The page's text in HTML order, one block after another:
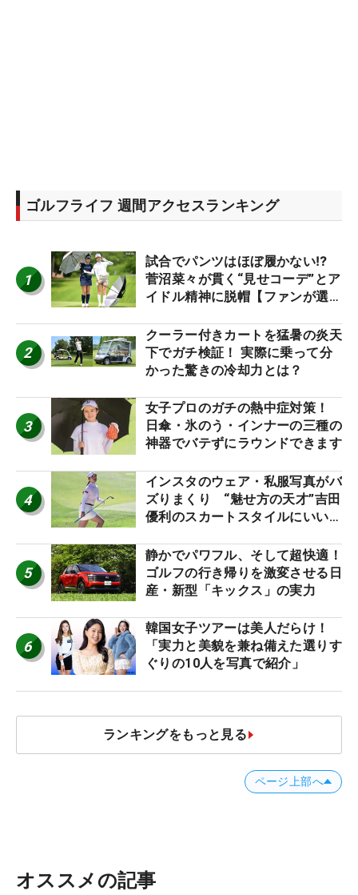
ゴルフライフ 週間アクセスランキング
1
試合でパンツはほぼ履かない⁉
菅沼菜々が貫く“見せコーデ”とア
イドル精神に脱帽【ファンが選ぶ
2
クーラー付きカートを猛暑の炎天
下でガチ検証！ 実際に乗って分
かった驚きの冷却力とは？
3
女子プロのガチの熱中症対策！
日傘・氷のう・インナーの三種の
神器でバテずにラウンドできます
4
インスタのウェア・私服写真がバ
ズりまくり “魅せ方の天才”吉田
優利のスカートスタイルにいい
5
静かでパワフル、そして超快適！
ゴルフの行き帰りを激変させる日
産・新型「キックス」の実力
6
韓国女子ツアーは美人だらけ！
「実力と美貌を兼ね備えた選りす
ぐりの10人を写真で紹介」
ランキングをもっと見る
ページ上部へ
オススメの記事